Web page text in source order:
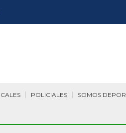
SOMOS
POLICIALES